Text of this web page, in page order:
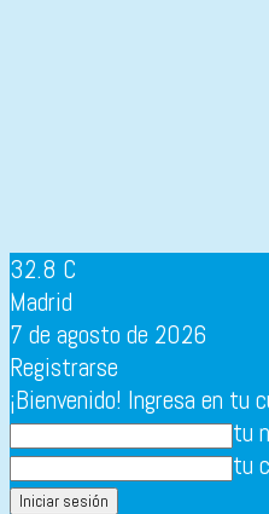
32.8 C
Madrid
7 de agosto de 2026
Registrarse
¡Bienvenido! Ingresa en tu
tu
tu